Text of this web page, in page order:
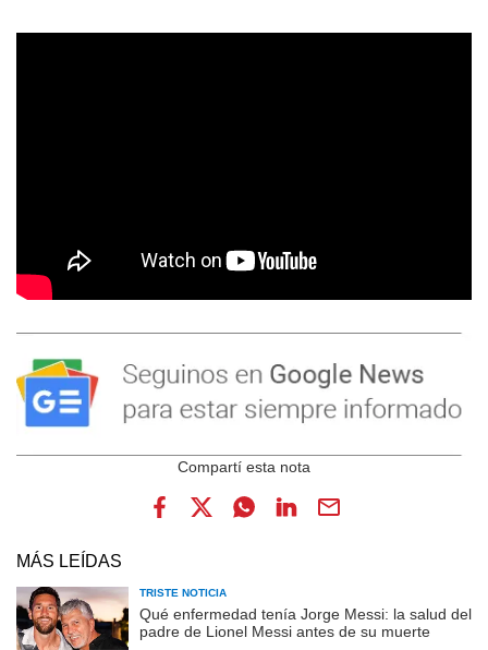
MÁS LEÍDAS
TRISTE NOTICIA
Qué enfermedad tenía Jorge Messi: la salud del
padre de Lionel Messi antes de su muerte